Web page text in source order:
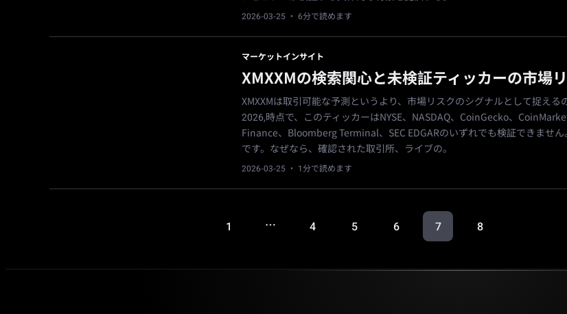
2026-03-25 · 6分で読めます
マーケットインサイト
XMXXMの検索関心と未検証ティッカーの市場
XMXXMは取引可能な予測というより、市場リスクのシグナルとして捉える
2026,時点で、このティッカーはNYSE、NASDAQ、CoinGecko、
Finance、Bloomberg Terminal、SEC EDGARのいずれでも検証できません
です。なぜなら、確認された取引所、ライブの。
2026-03-25 · 1分で読めます
1 … 4 5 6 7 8